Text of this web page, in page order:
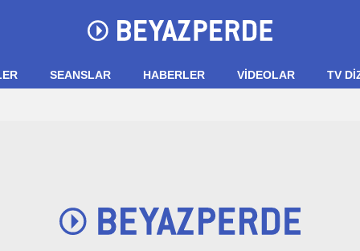
SEANSLAR HABERLER VIDEOLAR TV